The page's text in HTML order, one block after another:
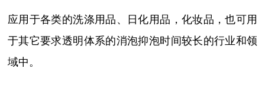
应用于各类的洗涤用品、日化用品，化妆品，也可用
于其它要求透明体系的消泡抑泡时间较长的行业和领
域中。